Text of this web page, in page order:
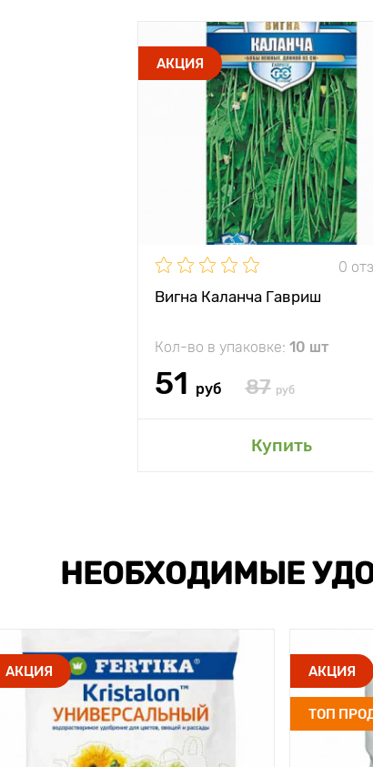
АКЦИЯ
0
Вигна Каланча Гавриш
Кол-во в упаковке: 10 шт
51 руб 87 руб
Купить
НЕОБХОДИМЫЕ
АКЦИЯ АКЦИЯ
ТОП